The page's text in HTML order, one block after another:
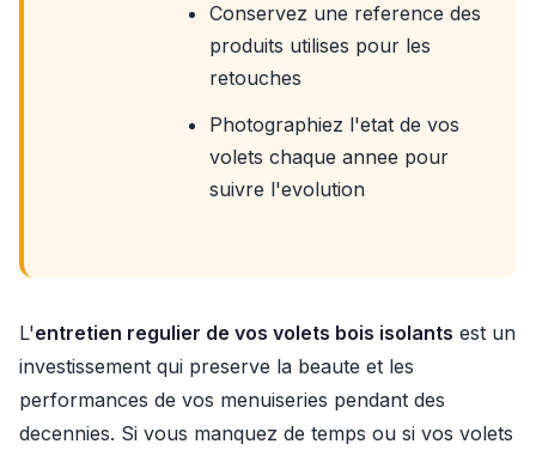
Conservez une reference des
produits utilises pour les
retouches
Photographiez l'etat de vos
volets chaque annee pour
suivre l'evolution
L'entretien regulier de vos volets bois isolants est un
investissement qui preserve la beaute et les
performances de vos menuiseries pendant des
decennies. Si vous manquez de temps ou si vos volets